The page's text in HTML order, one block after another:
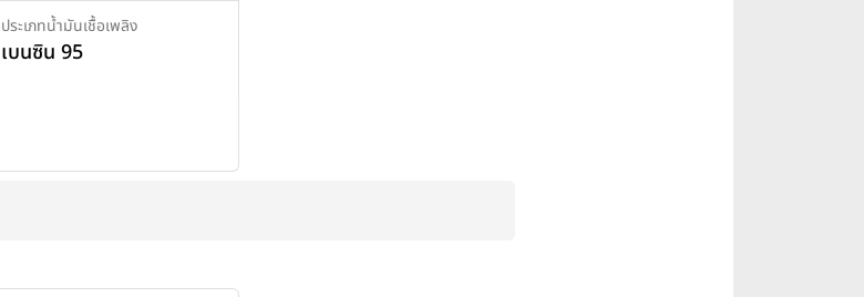
ประเภทน้ำมันเชื้อเพลิง
เบนซิน 95